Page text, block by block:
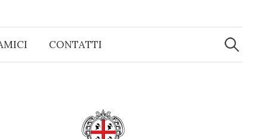
CONTATTI
Ricerca
per: